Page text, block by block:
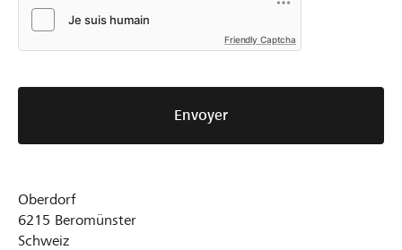
Friendly Captcha
Envoyer
Oberdorf
6215 Beromünster
Schweiz